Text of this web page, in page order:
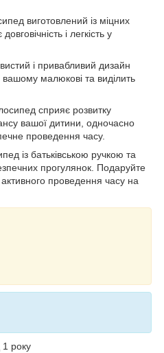
виготовлений із міцних
і легкість у
і привабливий дизайн
малюкові та виділить
сприяє розвитку
вашої дитини, одночасно
проведення часу.
із батьківською ручкою та
прогулянок. Подаруйте
проведення часу на
1 року